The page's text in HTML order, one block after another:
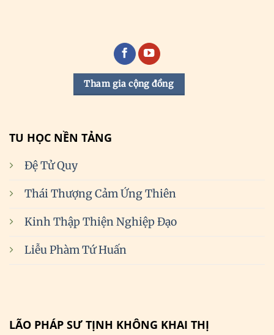
Tham gia cộng đồng
TU HỌC NỀN TẢNG
Đệ Tử Quy
Thái Thượng Cảm Ứng Thiên
Kinh Thập Thiện Nghiệp Đạo
Liễu Phàm Tứ Huấn
LÃO PHÁP SƯ TỊNH KHÔNG KHAI THỊ